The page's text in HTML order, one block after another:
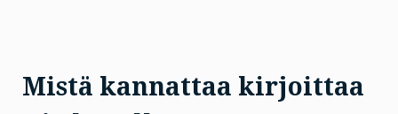
Mistä kannattaa kirjoittaa